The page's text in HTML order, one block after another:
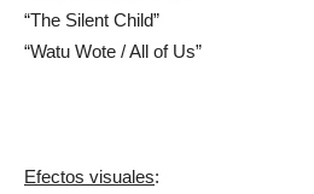
“The Silent Child”
“Watu Wote / All of Us”
Efectos visuales: